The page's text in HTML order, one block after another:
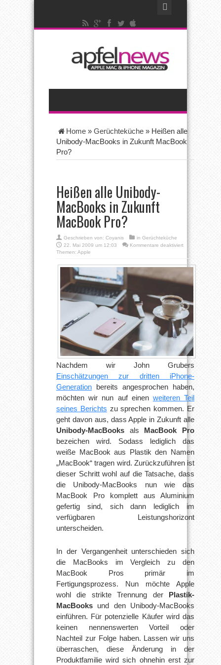
Home » Gerüchteküche » Heißen alle
Unibody-MacBooks in Zukunft MacBook
Pro?
Heißen alle Unibody-
MacBooks in Zukunft
MacBook Pro?
Geschrieben von: Coyanis in Gerüchteküche
22. Mai 2009 um 12:03
Kommentare deaktiviertfür
alle
Unibody-
MacBooks
Zukunft
MacBook
Pro?
Themen: Apple
Nachdem wir John Grubers
Einschätzungen zur dritten iPhone-
Generation bereits angesprochen haben,
möchten wir nun auf einen weiteren Teil
seines Berichts zu sprechen kommen. Er
geht davon aus, dass Apple in Zukunft alle
Unibody-MacBooks als MacBook Pro
bezeichen wird. Sodass lediglich das
weiße MacBook aus Plastik den Namen
„MacBook“ tragen wird. Zurückzuführen ist
dieser Schritt wohl auf die Tatsache, dass
die Unibody-MacBooks nun wie das
MacBook Pro komplett aus Aluminium
gefertig sind, sich dann lediglich im
verfügbaren Leistungshorizont
unterscheiden.
In der Vergangenheit unterschieden sich
die MacBooks im Vergleich zu den
MacBook Pros primär im
Fertigungsprozess. Nun möchte Apple
wohl die strikte Trennung der Plastik-
MacBooks und den Unibody-MacBooks
einführen. Für potenzielle Käufer wird das
keinen nennenswerten Vorteil oder
Nachteil zur Folge haben. Lassen wir uns
überraschen, diese Änderung in der
Produktfamilie wird sich ohnehin erst zur